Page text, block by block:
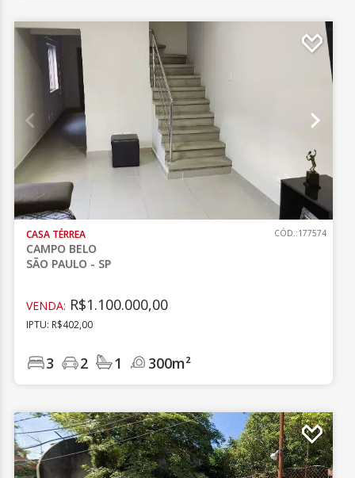
CASA TÉRREA
CAMPO BELO
SÃO PAULO - SP
CÓD.:177574
VENDA: R$1.100.000,00
IPTU: R$402,00
3 2 1 300m²